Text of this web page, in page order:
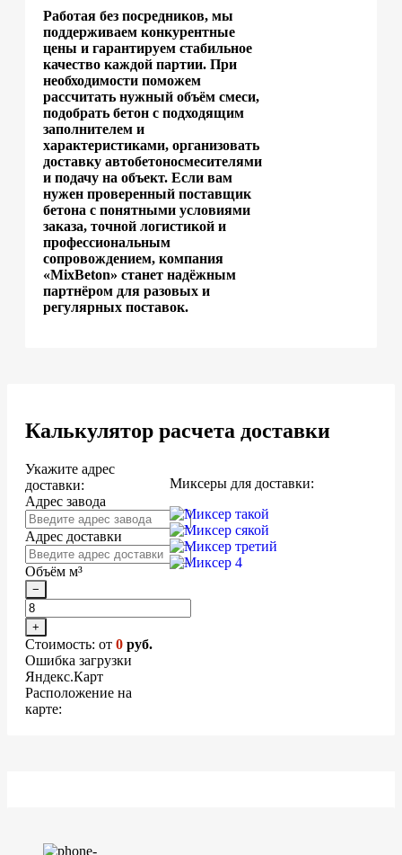
Работая без посредников, мы
поддерживаем конкурентные
цены и гарантируем стабильное
качество каждой партии. При
необходимости поможем
рассчитать нужный объём смеси,
подобрать бетон с подходящим
заполнителем и
характеристиками, организовать
доставку автобетоносмесителями
и подачу на объект. Если вам
нужен проверенный поставщик
бетона с понятными условиями
заказа, точной логистикой и
профессиональным
сопровождением, компания
«MixBeton» станет надёжным
партнёром для разовых и
регулярных поставок.
Калькулятор расчета доставки
Укажите адрес
доставки:
Адрес завода
Адрес доставки
Объём м³
−
+
Стоимость: от 0 руб.
Ошибка загрузки
Яндекс.Карт
Расположение на
карте:
Миксеры для доставки: